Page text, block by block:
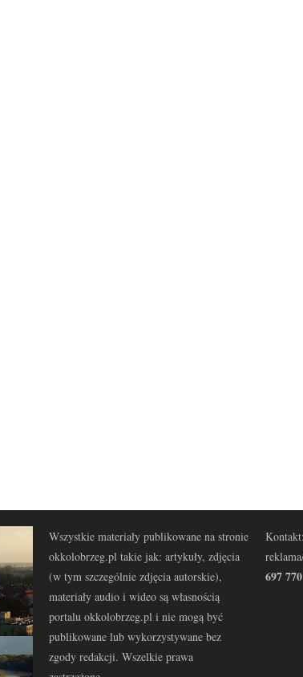
Wszystkie materiały publikowane na stronie
okkolobrzeg.pl takie jak: artykuły, zdjęcia
(w tym szczególnie zdjęcia autorskie),
materiały audio i wideo są własnością
portalu okkolobrzeg.pl i nie mogą być
publikowane lub wykorzystywane bez
zgody redakcji. Wszelkie prawa
697